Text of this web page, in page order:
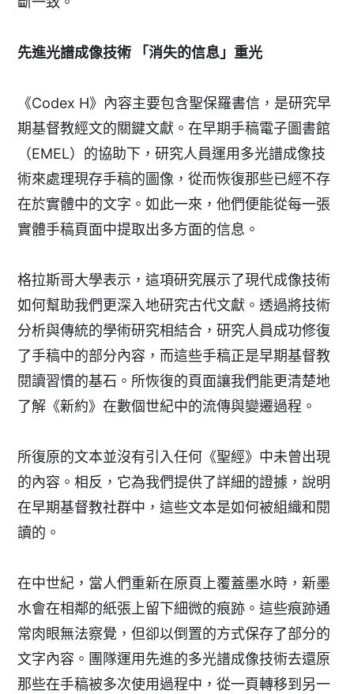
先進光譜成像技術 「消失的信息」重光
《Codex H》內容主要包含聖保羅書信，是研究早
期基督教經文的關鍵文獻。在早期手稿電子圖書館
（EMEL）的協助下，研究人員運用多光譜成像技
術來處理現存手稿的圖像，從而恢復那些已經不存
在於實體中的文字。如此一來，他們便能從每一張
實體手稿頁面中提取出多方面的信息。
格拉斯哥大學表示，這項研究展示了現代成像技術
如何幫助我們更深入地研究古代文獻。透過將技術
分析與傳統的學術研究相結合，研究人員成功修復
了手稿中的部分內容，而這些手稿正是早期基督教
閱讀習慣的基石。所恢復的頁面讓我們能更清楚地
了解《新約》在數個世紀中的流傳與變遷過程。
所復原的文本並沒有引入任何《聖經》中未曾出現
的內容。相反，它為我們提供了詳細的證據，說明
在早期基督教社群中，這些文本是如何被組織和閱
讀的。
在中世紀，當人們重新在原頁上覆蓋墨水時，新墨
水會在相鄰的紙張上留下細微的痕跡。這些痕跡通
常肉眼無法察覺，但卻以倒置的方式保存了部分的
文字內容。團隊運用先進的多光譜成像技術去還原
那些在手稿被多次使用過程中，從一頁轉移到另一